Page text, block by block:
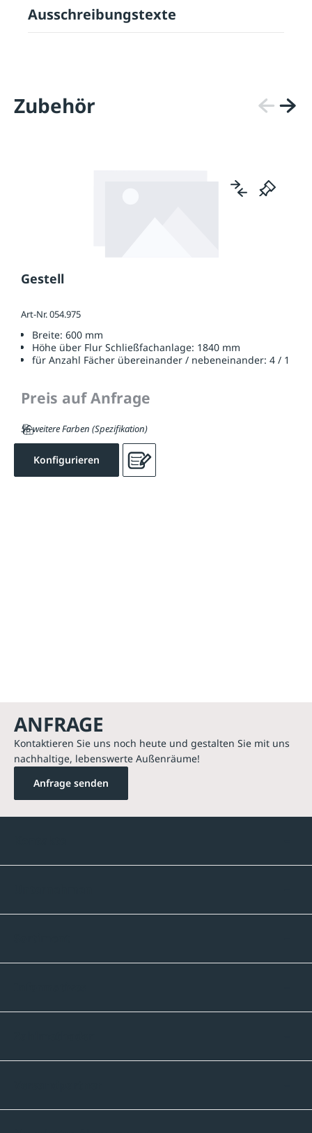
Ausschreibungstexte
Zubehör
Gestell
Art-Nr. 054.975
Breite: 600 mm
Höhe über Flur Schließfachanlage: 1840 mm
für Anzahl Fächer übereinander / nebeneinander: 4 / 1
Preis auf Anfrage
56 weitere Farben (Spezifikation)
Konfigurieren
ANFRAGE
Kontaktieren Sie uns noch heute und gestalten Sie mit uns
nachhaltige, lebenswerte Außenräume!
Anfrage senden